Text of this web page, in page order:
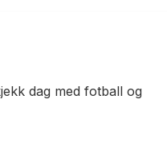
dag med fotball og